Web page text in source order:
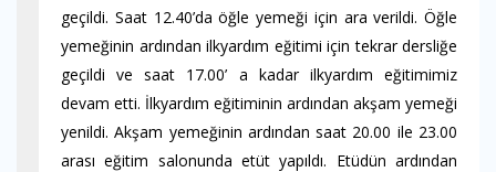
geçildi. Saat 12.40’da öğle yemeği için ara verildi. Öğle
yemeğinin ardından ilkyardım eğitimi için tekrar dersliğe
geçildi ve saat 17.00’ a kadar ilkyardım eğitimimiz
devam etti. İlkyardım eğitiminin ardından akşam yemeği
yenildi. Akşam yemeğinin ardından saat 20.00 ile 23.00
arası eğitim salonunda etüt yapıldı. Etüdün ardından